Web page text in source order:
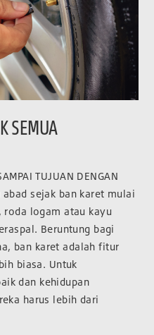
SEMUA
TUJUAN DENGAN
abad sejak ban karet mulai
logam atau kayu
Beruntung bagi
ban karet adalah fitur
biasa. Untuk
dan kehidupan
harus lebih dari